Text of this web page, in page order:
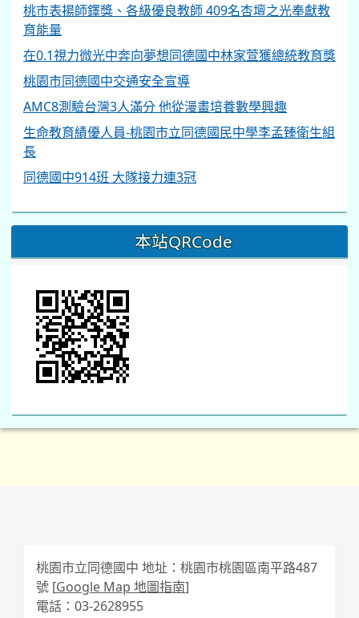
桃市表揚師鐸獎、各級優良教師 409名杏壇之光奉獻教
育能量
在0.1視力微光中奔向夢想同德國中林家萱獲總統教育獎
桃園市同德國中交通安全宣導
AMC8測驗台灣3人滿分 他從漫畫培養數學興趣
生命教育績優人員-桃園市立同德國民中學李孟臻衛生組
長
同德國中914班 大隊接力連3冠
本站QRCode
桃園市立同德國中 地址：桃園市桃園區南平路487
號 [Google Map 地圖指南]
電話：03-2628955